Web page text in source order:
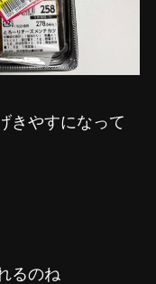
きやすになって
るのね